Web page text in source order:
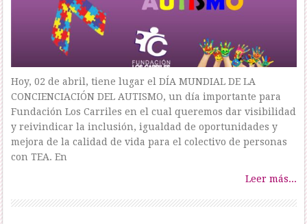
Hoy, 02 de abril, tiene lugar el DÍA MUNDIAL DE LA
CONCIENCIACIÓN DEL AUTISMO, un día importante para
Fundación Los Carriles en el cual queremos dar visibilidad
y reivindicar la inclusión, igualdad de oportunidades y
mejora de la calidad de vida para el colectivo de personas
con TEA. En
Leer más...